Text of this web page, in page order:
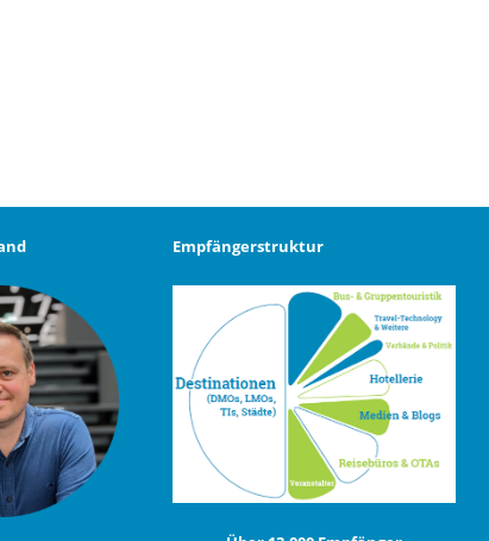
Empfängerstruktur